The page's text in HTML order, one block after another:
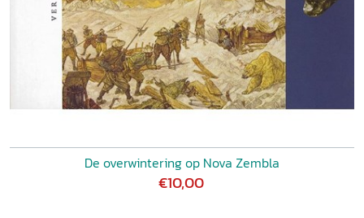
De overwintering op Nova Zembla
€10,00